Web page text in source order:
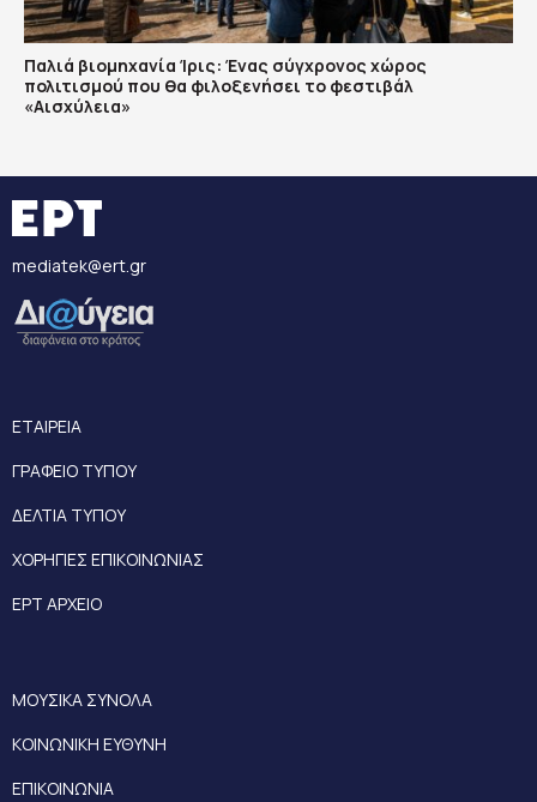
Παλιά βιομηχανία Ίρις: Ένας σύγχρονος χώρος
πολιτισμού που θα φιλοξενήσει το φεστιβάλ
«Αισχύλεια»
mediatek@ert.gr
ΕΤΑΙΡΕΙΑ
ΓΡΑΦΕΙΟ ΤΥΠΟΥ
ΔΕΛΤΙΑ ΤΥΠΟΥ
ΧΟΡΗΓΙΕΣ ΕΠΙΚΟΙΝΩΝΙΑΣ
ΕΡΤ ΑΡΧΕΙΟ
ΜΟΥΣΙΚΑ ΣΥΝΟΛΑ
ΚΟΙΝΩΝΙΚΗ ΕΥΘΥΝΗ
ΕΠΙΚΟΙΝΩΝΙΑ